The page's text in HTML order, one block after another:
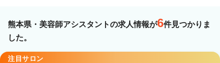
沿線・駅を選択 市区町村を選択
職種・技能ランク
熊本県・美容師アシスタントの求人情報が6件見つかりま
した。
注目サロン